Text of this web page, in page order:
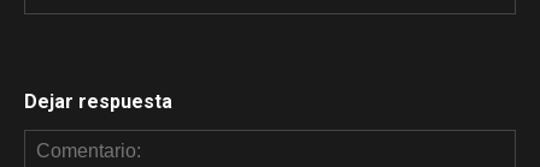
Dejar respuesta